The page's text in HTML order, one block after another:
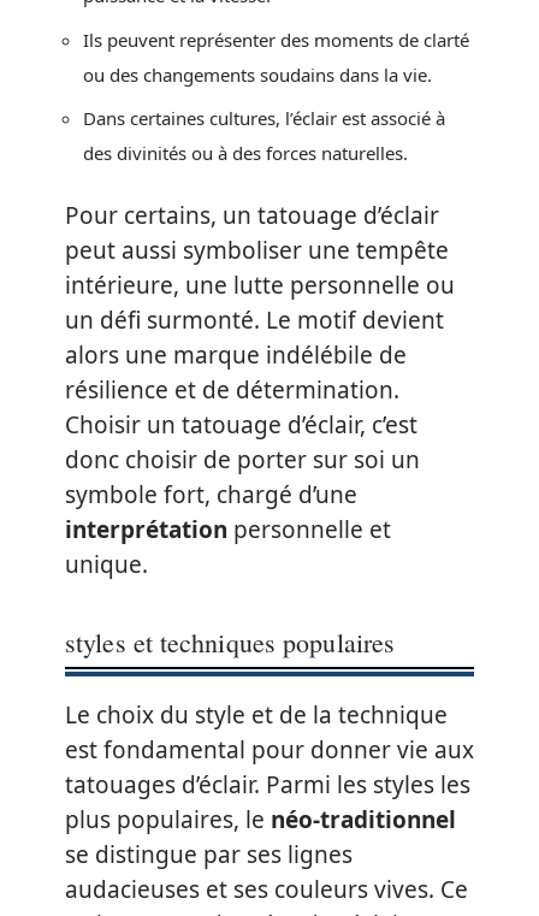
Ils peuvent représenter des moments de clarté
ou des changements soudains dans la vie.
Dans certaines cultures, l’éclair est associé à
des divinités ou à des forces naturelles.
Pour certains, un tatouage d’éclair
peut aussi symboliser une tempête
intérieure, une lutte personnelle ou
un défi surmonté. Le motif devient
alors une marque indélébile de
résilience et de détermination.
Choisir un tatouage d’éclair, c’est
donc choisir de porter sur soi un
symbole fort, chargé d’une
interprétation personnelle et
unique.
styles et techniques populaires
Le choix du style et de la technique
est fondamental pour donner vie aux
tatouages d’éclair. Parmi les styles les
plus populaires, le néo-traditionnel
se distingue par ses lignes
audacieuses et ses couleurs vives. Ce